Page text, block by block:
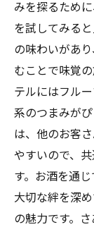
みを探るため
を試してみる
の味わいがあ
むことで味覚
テルにはフル
系のつまみが
は、他のお客
やすいので、
す。お酒を通
大切な絆を深
の魅力です。